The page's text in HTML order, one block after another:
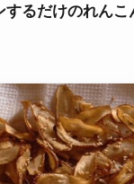
するだけのれん